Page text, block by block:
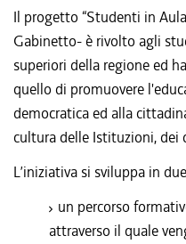
Il progetto “Studenti in
Gabinetto- è rivolto agli
superiori della regione ed
quello di promuovere
democratica ed alla
cultura delle Istituzioni, dei
L’iniziativa si sviluppa in
un percorso
attraverso il quale